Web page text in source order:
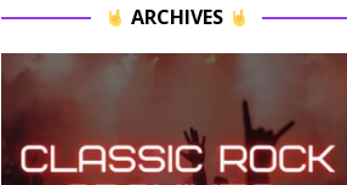
ARCHIVES